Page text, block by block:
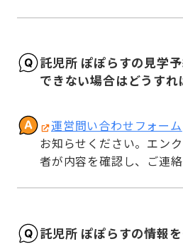
託児所 ぽぽらすの見学
できない場合はどうすれ
運営問い合わせフォーム
お知らせください。エン
者が内容を確認し、ご連絡
託児所 ぽぽらすの情報